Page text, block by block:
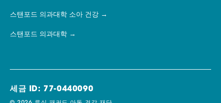
스탠포드 의과대학 소아 건강
스탠포드 의과대학
세금 ID: 77-0440090